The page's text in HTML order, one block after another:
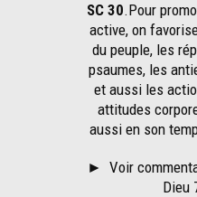
SC 30.Pour
active, on
du peuple, les
psaumes, les
et aussi les
attitudes
aussi en son
► Voir
Dieu